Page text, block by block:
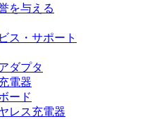
を与える
ス・サポート
ダプタ
電器
ード
レス充電器